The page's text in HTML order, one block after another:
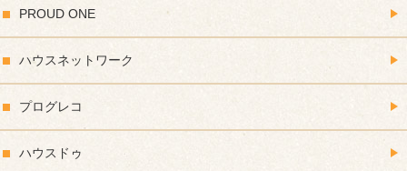
PROUD ONE
ハウスネットワーク
プログレコ
ハウスドゥ